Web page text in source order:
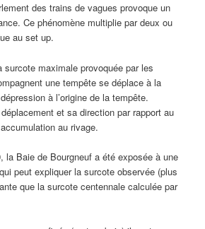
des trains de vagues provoque un
Ce phénomène multiplie par deux ou
au set up.
surcote maximale provoquée par les
une tempête se déplace à la
à l’origine de la tempête.
et sa direction par rapport au
au rivage.
la Baie de Bourgneuf a été exposée à une
peut expliquer la surcote observée (plus
que la surcote centennale calculée par